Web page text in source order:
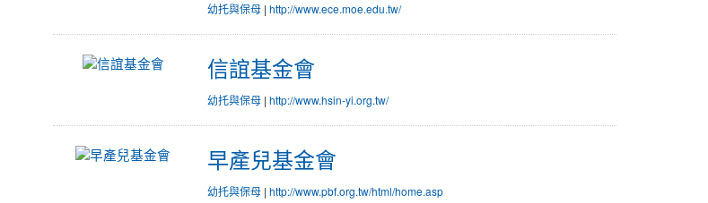
幼托與保母| http://www.ece.moe.edu.tw/
信誼基金會
幼托與保母| http://www.hsin-yi.org.tw/
早產兒基金會
幼托與保母| http://www.pbf.org.tw/html/home.asp